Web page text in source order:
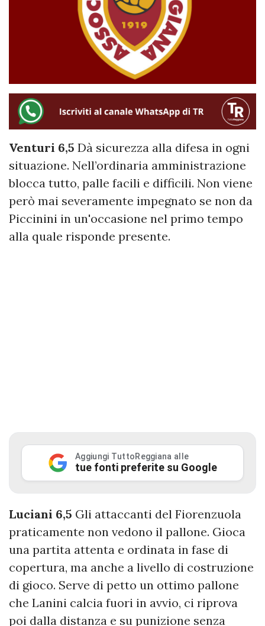
Venturi 6,5 Dà sicurezza alla difesa in ogni
situazione. Nell’ordinaria amministrazione
blocca tutto, palle facili e difficili. Non viene
però mai severamente impegnato se non da
Piccinini in un'occasione nel primo tempo
alla quale risponde presente.
Aggiungi TuttoReggiana alle
tue fonti preferite su Google
Luciani 6,5 Gli attaccanti del Fiorenzuola
praticamente non vedono il pallone. Gioca
una partita attenta e ordinata in fase di
copertura, ma anche a livello di costruzione
di gioco. Serve di petto un ottimo pallone
che Lanini calcia fuori in avvio, ci riprova
poi dalla distanza e su punizione senza